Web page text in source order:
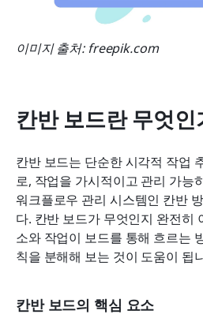
이미지 출처: freepik.com
칸반 보드란 무엇인
칸반 보드는 단순한 시각적 작업
로, 작업을 가시적이고 관리 가능
워크플로우 관리 시스템인 칸반
다. 칸반 보드가 무엇인지 완전히
소와 작업이 보드를 통해 흐르는
칙을 분해해 보는 것이 도움이 됩
칸반 보드의 핵심 요소